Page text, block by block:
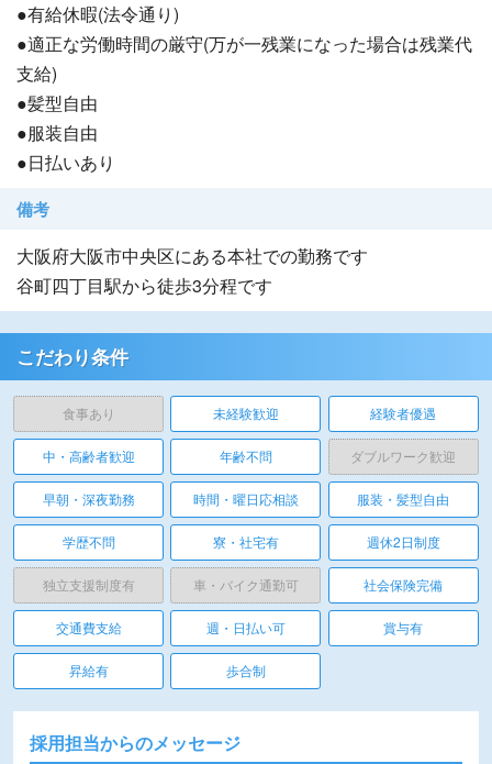
●有給休暇(法令通り)
●適正な労働時間の厳守(万が一残業になった場合は残業代
支給)
●髪型自由
●服装自由
●日払いあり
備考
大阪府大阪市中央区にある本社での勤務です
谷町四丁目駅から徒歩3分程です
こだわり条件
食事あり 未経験歓迎 経験者優遇
中・高齢者歓迎 年齢不問 ダブルワーク歓迎
早朝・深夜勤務 時間・曜日応相談 服装・髪型自由
学歴不問 寮・社宅有 週休2日制度
独立支援制度有 車・バイク通勤可 社会保険完備
交通費支給 週・日払い可 賞与有
昇給有 歩合制
採用担当からのメッセージ